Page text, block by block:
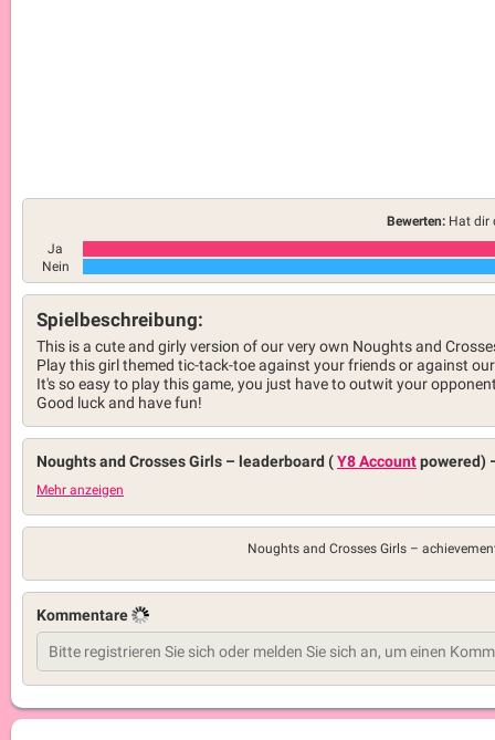
Bewerten: Hat dir
Ja
Nein
Spielbeschreibung:
This is a cute and girly version of our very own Noughts and
Play this girl themed tic-tack-toe against your friends or against
It's so easy to play this game, you just have to outwit your
Good luck and have fun!
Noughts and Crosses Girls – leaderboard (Y8 Accountpowered)
Mehr anzeigen
Noughts and Crosses Girls –
Kommentare